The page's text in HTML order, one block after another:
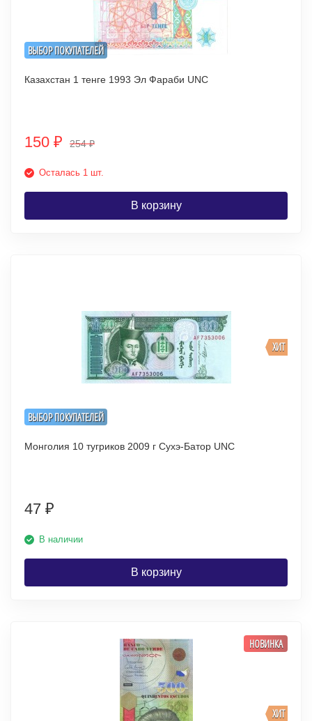
ВЫБОР ПОКУПАТЕЛЕЙ
Казахстан 1 тенге 1993 Эл Фараби UNC
150 ₽ 254₽
Осталась 1 шт.
В корзину
ВЫБОР ПОКУПАТЕЛЕЙ
ХИТ
Монголия 10 тугриков 2009 г Сухэ-Батор UNC
47 ₽
В наличии
В корзину
ХИТ
НОВИНКА